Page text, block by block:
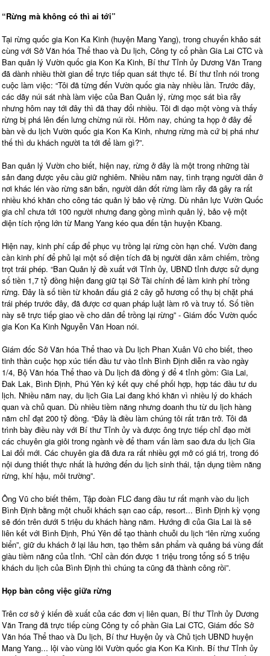
“Rừng mà không có thì ai tới”
Tại rừng quốc gia Kon Ka Kinh (huyện Mang Yang), trong chuyến khảo sát
cùng với Sở Văn hóa Thể thao và Du lịch, Công ty cổ phần Gia Lai CTC và
Ban quản lý Vườn quốc gia Kon Ka Kinh, Bí thư Tỉnh ủy Dương Văn Trang
đã dành nhiều thời gian để trực tiếp quan sát thực tế. Bí thư tỉnh nói trong
cuộc làm việc: “Tôi đã từng đến Vườn quốc gia này nhiều lần. Trước đây,
các dãy núi sát nhà làm việc của Ban Quản lý, rừng mọc sát bìa rẫy
nhưng hôm nay tới đây thì đã thay đổi nhiều. Tôi đi dạo một vòng và thấy
rừng bị phá lên đến lưng chừng núi rồi. Hôm nay, chúng ta họp ở đây để
bàn về du lịch Vườn quốc gia Kon Ka Kinh, nhưng rừng mà cứ bị phá như
thế thì du khách người ta tới để làm gì?”.
Ban quản lý Vườn cho biết, hiện nay, rừng ở đây là một trong những tài
sản đang được yêu cầu giữ nghiêm. Nhiều năm nay, tình trạng người dân ở
nơi khác lén vào rừng săn bắn, người dân đốt rừng làm rẫy đã gây ra rất
nhiều khó khăn cho công tác quản lý bảo vệ rừng. Dù nhân lực Vườn Quốc
gia chỉ chưa tới 100 người nhưng đang gồng mình quản lý, bảo vệ một
diện tích rộng lớn từ Mang Yang kéo qua đến tận huyện Kbang.
Hiện nay, kinh phí cấp để phục vụ trồng lại rừng còn hạn chế. Vườn đang
cần kinh phí để phủ lại một số diện tích đã bị người dân xâm chiếm, trồng
trọt trái phép. “Ban Quản lý đề xuất với Tỉnh ủy, UBND tỉnh được sử dụng
số tiền 1,7 tỷ đồng hiện đang giữ tại Sở Tài chính để làm kinh phí trồng
rừng. Đây là số tiền từ khoản đấu giá 2 cây gỗ hương cổ thụ bị chặt phá
trái phép trước đây, đã được cơ quan pháp luật làm rõ và truy tố. Số tiền
này sẽ trực tiếp giao về cho dân để trồng lại rừng” - Giám đốc Vườn quốc
gia Kon Ka Kinh Nguyễn Văn Hoan nói.
Giám đốc Sở Văn hóa Thể thao và Du lịch Phan Xuân Vũ cho biết, theo
tinh thần cuộc họp xúc tiến đầu tư vào tỉnh Bình Định diễn ra vào ngày
1/4, Bộ Văn hóa Thể thao và Du lịch đã đồng ý để 4 tỉnh gồm: Gia Lai,
Đak Lak, Bình Định, Phú Yên ký kết quy chế phối hợp, hợp tác đầu tư du
lịch. Nhiều năm nay, du lịch Gia Lai đang khó khăn vì nhiều lý do khách
quan và chủ quan. Dù nhiều tiềm năng nhưng doanh thu từ du lịch hàng
năm chỉ đạt 200 tỷ đồng. “Đây là điều làm chúng tôi rất trăn trở. Tôi đã
trình bày điều này với Bí thư Tỉnh ủy và được ông trực tiếp chỉ đạo mời
các chuyên gia giỏi trong ngành về để tham vấn làm sao đưa du lịch Gia
Lai đổi mới. Các chuyên gia đã đưa ra rất nhiều gợi mở có giá trị, trong đó
nội dung thiết thực nhất là hướng đến du lịch sinh thái, tận dụng tiềm năng
rừng, khí hậu, môi trường”.
Ông Vũ cho biết thêm, Tập đoàn FLC đang đầu tư rất mạnh vào du lịch
Bình Định bằng một chuỗi khách sạn cao cấp, resort... Bình Định kỳ vọng
sẽ đón trên dưới 5 triệu du khách hàng năm. Hướng đi của Gia Lai là sẽ
liên kết với Bình Định, Phú Yên để tạo thành chuỗi du lịch “lên rừng xuống
biển”, giữ du khách ở lại lâu hơn, tạo thêm sản phẩm và quảng bá vùng đất
giàu tiềm năng của tỉnh. “Chỉ cần đón được 1 triệu trong tổng số 5 triệu
khách du lịch của Bình Định thì chúng ta cũng đã thành công rồi”.
Họp bàn công việc giữa rừng
Trên cơ sở ý kiến đề xuất của các đơn vị liên quan, Bí thư Tỉnh ủy Dương
Văn Trang đã trực tiếp cùng Công ty cổ phần Gia Lai CTC, Giám đốc Sở
Văn hóa Thể thao và Du lịch, Bí thư Huyện ủy và Chủ tịch UBND huyện
Mang Yang... lội vào vùng lõi Vườn quốc gia Kon Ka Kinh. Bí thư Tỉnh ủy